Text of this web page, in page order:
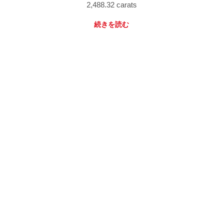
2,488.32 carats
続きを読む